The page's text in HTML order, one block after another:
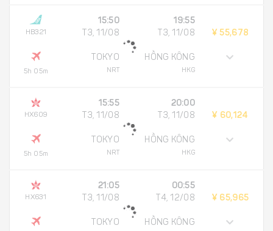
HB321
5h 05m
15:50
T3, 11/08
TOKYO
NRT
19:55
T3, 11/08
HỒNG KÔNG
HKG
¥ 55,678
HX609
5h 05m
15:55
T3, 11/08
TOKYO
NRT
20:00
T3, 11/08
HỒNG KÔNG
HKG
¥ 60,124
HX631
21:05
T3, 11/08
TOKYO
00:55
T4, 12/08
HỒNG KÔNG
¥ 65,965